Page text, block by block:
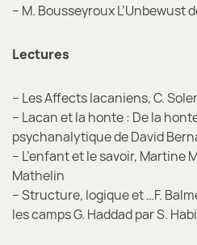
– M. Bousseyroux L’Unbewust
Lectures
– Les Affects lacaniens, C.
– Lacan et la honte : De la
psychanalytique de David
– L’enfant et le savoir, Martine
Mathelin
– Structure, logique et …F.
les camps G. Haddad par S.